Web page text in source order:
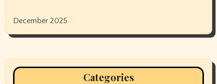
December 2025
Categories